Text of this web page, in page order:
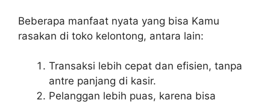
Beberapa manfaat nyata yang bisa Kamu
rasakan di toko kelontong, antara lain:
Transaksi lebih cepat dan efisien, tanpa
antre panjang di kasir.
Pelanggan lebih puas, karena bisa